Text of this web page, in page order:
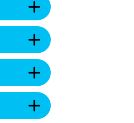
く
略
を
開
都
市
ブ
ラ
ン
ド
開
く
財
政
状
況
を
開
監
査
を
開
く
ふ
る